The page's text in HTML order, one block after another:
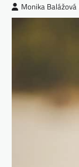
Monika Balážová